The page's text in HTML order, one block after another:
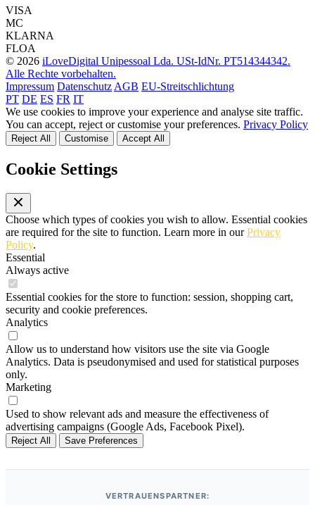
VISA
MC
KLARNA
FLOA
© 2026 iLoveDigital Unipessoal Lda. USt-IdNr. PT514344342.
Alle Rechte vorbehalten.
Impressum Datenschutz AGB EU-Streitschlichtung
PT DE ES FR IT
We use cookies to improve your experience and analyse site traffic.
You can accept, reject or customise your preferences. Privacy Policy
Reject All Customise Accept All
Cookie Settings
Choose which types of cookies you wish to allow. Essential cookies
are required for the site to function. Learn more in our Privacy
Policy.
Essential
Always active
Essential cookies for the store to function: session, shopping cart,
security and cookie preferences.
Analytics
Allow us to understand how visitors use the site via Google
Analytics. Data is pseudonymised and used for statistical purposes
only.
Marketing
Used to show relevant ads and measure the effectiveness of
advertising campaigns (Google Ads, Facebook Pixel).
Reject All Save Preferences
VERTRAUENSPARTNER: